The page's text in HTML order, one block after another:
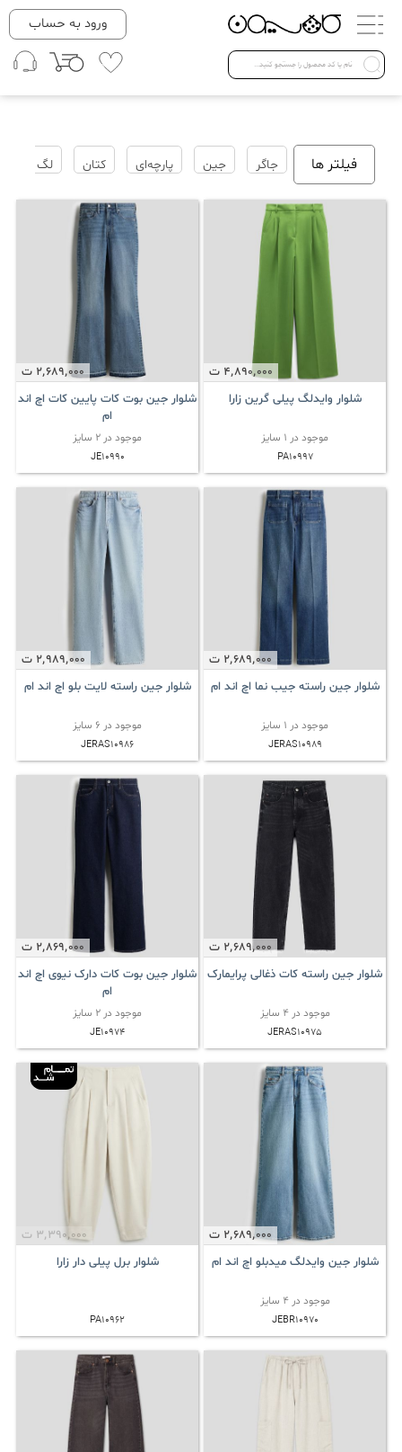
دسته بندی ها
Open submenu ( لباس زنانه )
لباس زنانه
Open submenu ( لباس کودک )
لباس کودک
فروش ویژه
ورود به حساب
فیلتر ها جاگر جین پارچه‌ای کتان لگ
4٬890٬000 ت
شلوار وایدلگ پیلی گرین زارا
موجود در 1 سایز
PA10997
2٬689٬000 ت
شلوار جین بوت کات پایین کات اچ اند
ام
موجود در 2 سایز
JE10990
2٬689٬000 ت
شلوار جین راسته جیب نما اچ اند ام
موجود در 1 سایز
JERAS10989
2٬989٬000 ت
شلوار جین راسته لایت بلو اچ اند ام
موجود در 6 سایز
JERAS10986
2٬689٬000 ت
شلوار جین راسته کات ذغالی پرایمارک
موجود در 4 سایز
JERAS10975
2٬869٬000 ت
شلوار جین بوت کات دارک نیوی اچ اند
ام
موجود در 2 سایز
JE10974
2٬689٬000 ت
شلوار جین وایدلگ میدبلو اچ اند ام
موجود در 4 سایز
JEBR10970
3٬390٬000 ت
شلوار برل پیلی دار زارا
PA10962